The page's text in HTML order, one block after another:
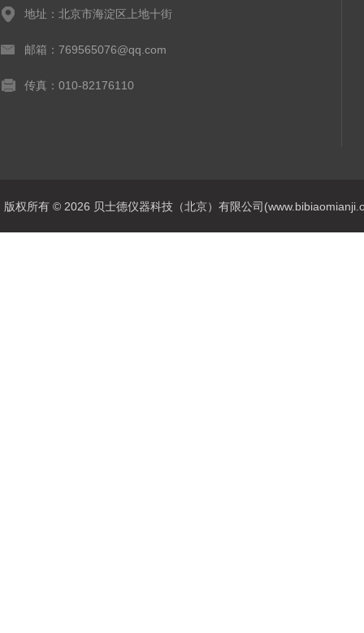
地址：北京市海淀区上地十街
邮箱：769565076@qq.com
传真：010-82176110
版权所有 © 2026 贝士德仪器科技（北京）有限公司